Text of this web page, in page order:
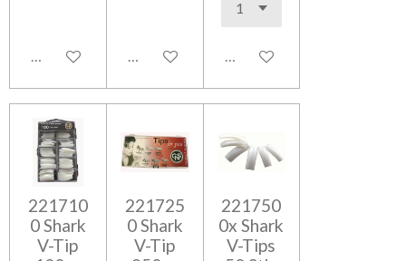
In den WarenkorbIn den WarenkorbIn den Warenkorb
221710
0 Shark
V-Tip
221725
0 Shark
V-Tip
221750
0x Shark
V-Tips